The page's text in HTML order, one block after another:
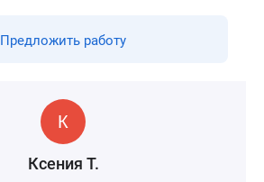
Предложить работу
Ксения Т.